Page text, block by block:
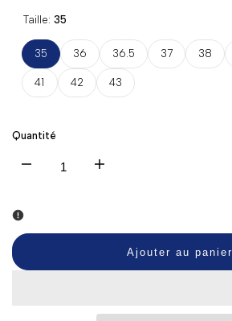
Taille: 35
35 36 36.5 37 38
41 42 43
Quantité
Diminuer Augmenter
Pantoufles
Ajouter au panier